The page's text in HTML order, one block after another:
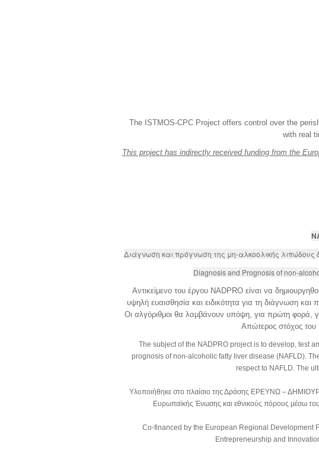
The ISTMOS-CPC Project offers control over the
with real
This project has indirectly received funding from the
Διάγνωση και πρόγνωση της μη-αλκοολικής λιπώδους
Diagnosis and Prognosis of non-
Αντικείμενο του έργου NADPRO είναι να
υψηλή ευαισθησία και ειδικότητα για τη διάγνωση
Οι αλγόριθμοι θα λαμβάνουν υπόψη, για πρώτη φορά,
Απώτερος στόχος του
The subject of the NADPRO project is to develop, test
prognosis of non-alcoholic fatty liver disease (NAFLD).
respect to NAFLD. The
Υλοποιήθηκε στο πλαίσιο της Δράσης ΕΡΕΥΝΩ –
Ευρωπαϊκής Ένωσης και εθνικούς πόρους μέσω
Co‐financed by the European Regional Development
Entrepreneurship and